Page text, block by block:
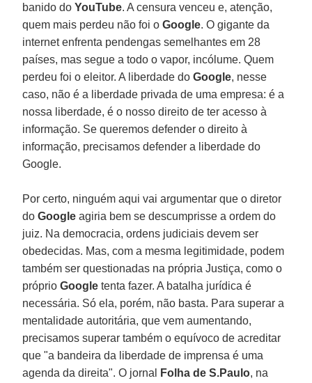
banido doYouTube. A censura venceu e, atenção,
quem mais perdeu não foi oGoogle. O gigante da
internet enfrenta pendengas semelhantes em 28
países, mas segue a todo o vapor, incólume. Quem
perdeu foi o eleitor. A liberdade doGoogle, nesse
caso, não é a liberdade privada de uma empresa: é a
nossa liberdade, é o nosso direito de ter acesso à
informação. Se queremos defender o direito à
informação, precisamos defender a liberdade do
Google.
Por certo, ninguém aqui vai argumentar que o diretor
doGoogleagiria bem se descumprisse a ordem do
juiz. Na democracia, ordens judiciais devem ser
obedecidas. Mas, com a mesma legitimidade, podem
também ser questionadas na própria Justiça, como o
próprioGoogletenta fazer. A batalha jurídica é
necessária. Só ela, porém, não basta. Para superar a
mentalidade autoritária, que vem aumentando,
precisamos superar também o equívoco de acreditar
que "a bandeira da liberdade de imprensa é uma
agenda da direita". O jornal
Folha de S.Paulo, na